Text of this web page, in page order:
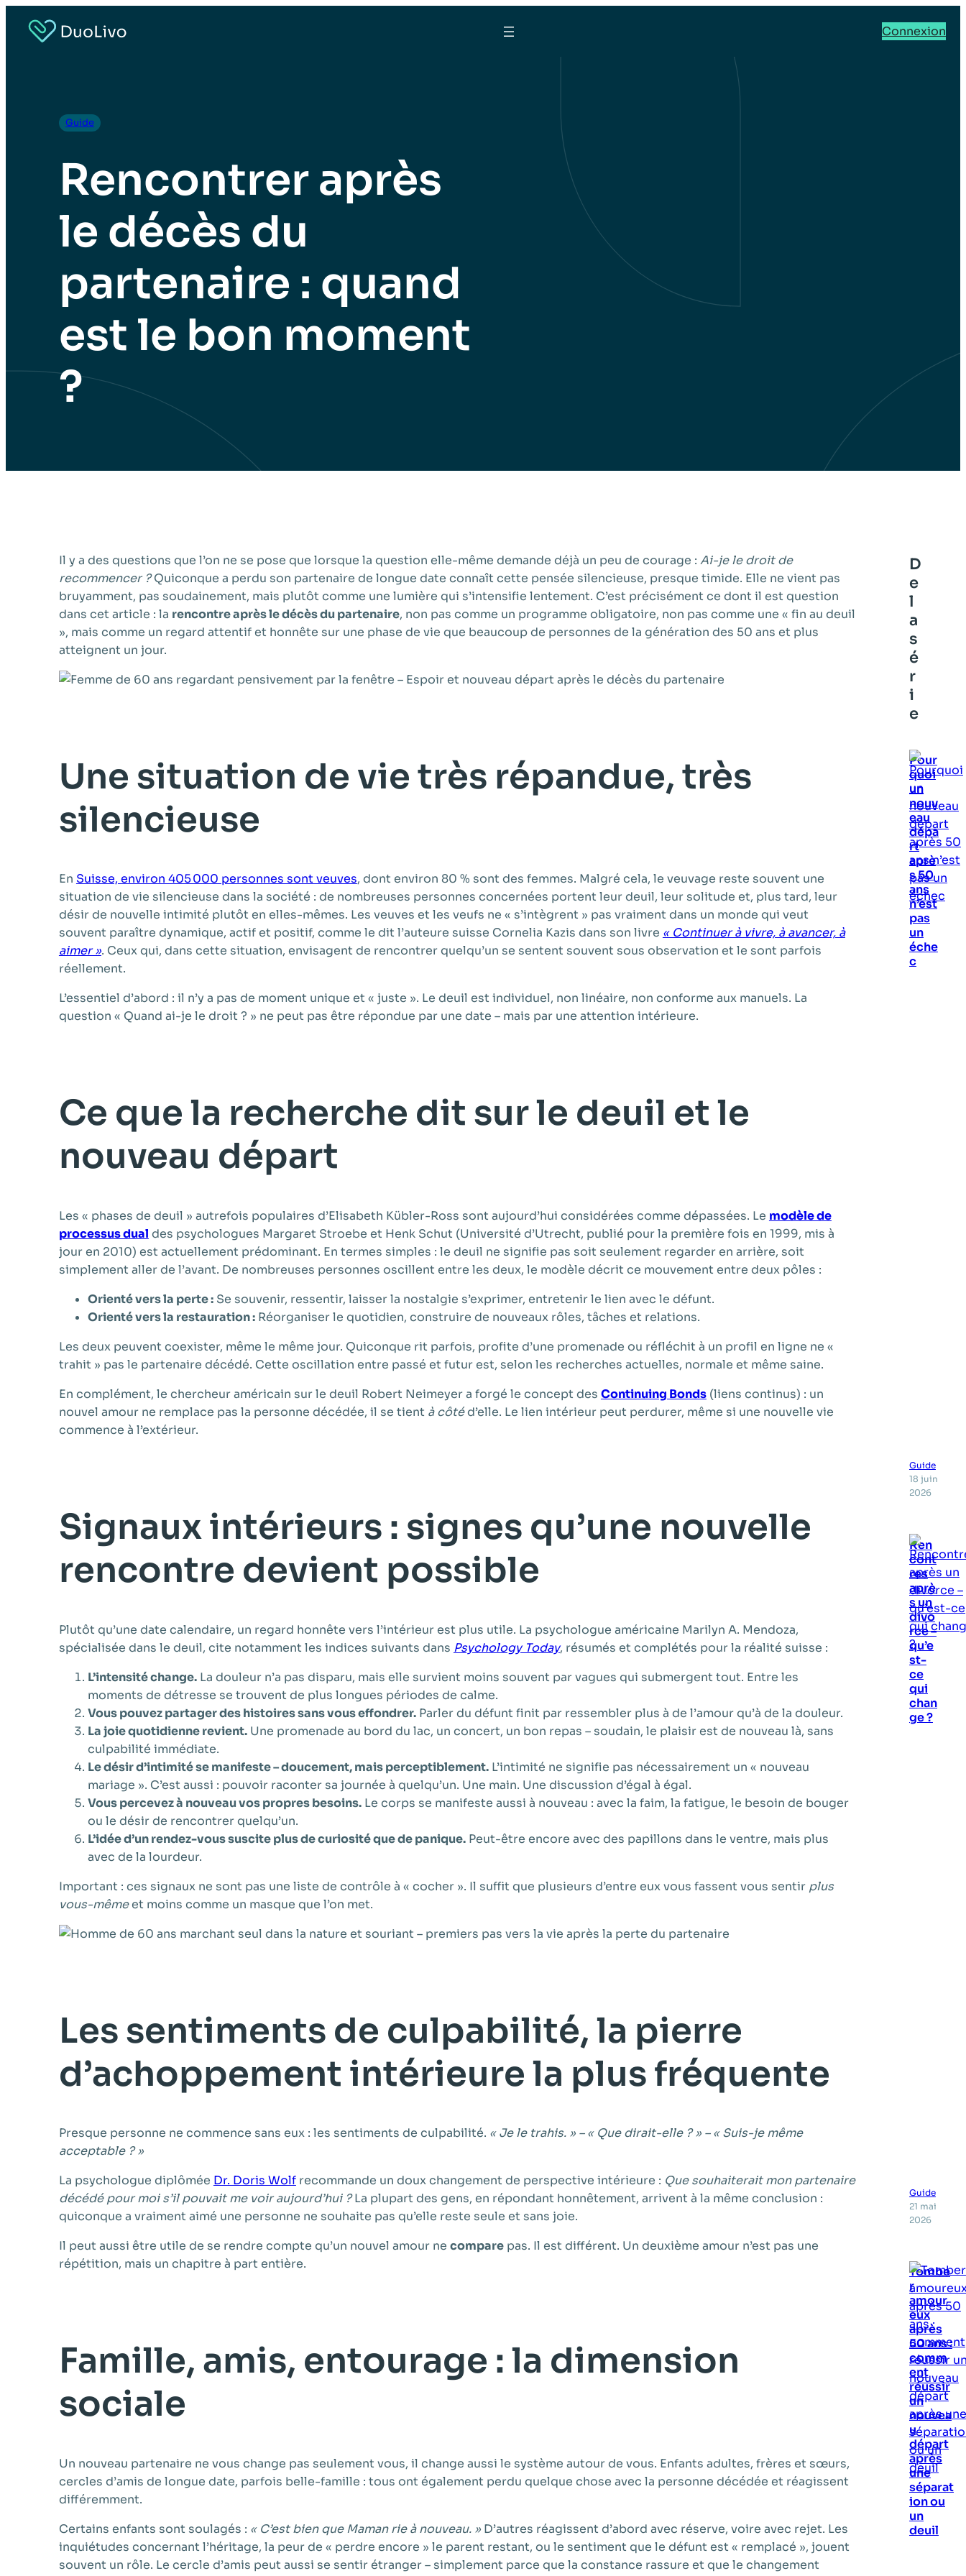
Connexion
Guide
Rencontrer après
le décès du
partenaire : quand
est le bon moment
?
Il y a des questions que l’on ne se pose que lorsque la question elle-même demande déjà un peu de courage : Ai-je le droit de
recommencer ?Quiconque a perdu son partenaire de longue date connaît cette pensée silencieuse, presque timide. Elle ne vient pas
bruyamment, pas soudainement, mais plutôt comme une lumière qui s’intensifie lentement. C’est précisément ce dont il est question
dans cet article : la rencontre après le décès du partenaire, non pas comme un programme obligatoire, non pas comme une « fin au deuil
», mais comme un regard attentif et honnête sur une phase de vie que beaucoup de personnes de la génération des 50 ans et plus
atteignent un jour.
Une situation de vie très répandue, très
silencieuse
En Suisse, environ 405 000 personnes sont veuves, dont environ 80 % sont des femmes. Malgré cela, le veuvage reste souvent une
situation de vie silencieuse dans la société : de nombreuses personnes concernées portent leur deuil, leur solitude et, plus tard, leur
désir de nouvelle intimité plutôt en elles-mêmes. Les veuves et les veufs ne « s’intègrent » pas vraiment dans un monde qui veut
souvent paraître dynamique, actif et positif, comme le dit l’auteure suisse Cornelia Kazis dans son livre « Continuer à vivre, à avancer, à
aimer ». Ceux qui, dans cette situation, envisagent de rencontrer quelqu’un se sentent souvent sous observation et le sont parfois
réellement.
L’essentiel d’abord : il n’y a pas de moment unique et « juste ». Le deuil est individuel, non linéaire, non conforme aux manuels. La
question « Quand ai-je le droit ? » ne peut pas être répondue par une date – mais par une attention intérieure.
Ce que la recherche dit sur le deuil et le
nouveau départ
Les « phases de deuil » autrefois populaires d’Elisabeth Kübler-Ross sont aujourd’hui considérées comme dépassées. Le modèle de
processus dual des psychologues Margaret Stroebe et Henk Schut (Université d’Utrecht, publié pour la première fois en 1999, mis à
jour en 2010) est actuellement prédominant. En termes simples : le deuil ne signifie pas soit seulement regarder en arrière, soit
simplement aller de l’avant. De nombreuses personnes oscillent entre les deux, le modèle décrit ce mouvement entre deux pôles :
Orienté vers la perte :Se souvenir, ressentir, laisser la nostalgie s’exprimer, entretenir le lien avec le défunt.
Orienté vers la restauration :Réorganiser le quotidien, construire de nouveaux rôles, tâches et relations.
Les deux peuvent coexister, même le même jour. Quiconque rit parfois, profite d’une promenade ou réfléchit à un profil en ligne ne «
trahit » pas le partenaire décédé. Cette oscillation entre passé et futur est, selon les recherches actuelles, normale et même saine.
En complément, le chercheur américain sur le deuil Robert Neimeyer a forgé le concept des Continuing Bonds(liens continus) : un
nouvel amour ne remplace pas la personne décédée, il se tient à côtéd’elle. Le lien intérieur peut perdurer, même si une nouvelle vie
commence à l’extérieur.
Signaux intérieurs : signes qu’une nouvelle
rencontre devient possible
Plutôt qu’une date calendaire, un regard honnête vers l’intérieur est plus utile. La psychologue américaine Marilyn A. Mendoza,
spécialisée dans le deuil, cite notamment les indices suivants dans Psychology Today, résumés et complétés pour la réalité suisse :
L’intensité change.La douleur n’a pas disparu, mais elle survient moins souvent par vagues qui submergent tout. Entre les
moments de détresse se trouvent de plus longues périodes de calme.
Vous pouvez partager des histoires sans vous effondrer.Parler du défunt finit par ressembler plus à de l’amour qu’à de la douleur.
La joie quotidienne revient.Une promenade au bord du lac, un concert, un bon repas – soudain, le plaisir est de nouveau là, sans
culpabilité immédiate.
Le désir d’intimité se manifeste – doucement, mais perceptiblement.L’intimité ne signifie pas nécessairement un « nouveau
mariage ». C’est aussi : pouvoir raconter sa journée à quelqu’un. Une main. Une discussion d’égal à égal.
Vous percevez à nouveau vos propres besoins.Le corps se manifeste aussi à nouveau : avec la faim, la fatigue, le besoin de bouger
ou le désir de rencontrer quelqu’un.
L’idée d’un rendez-vous suscite plus de curiosité que de panique.Peut-être encore avec des papillons dans le ventre, mais plus
avec de la lourdeur.
Important : ces signaux ne sont pas une liste de contrôle à « cocher ». Il suffit que plusieurs d’entre eux vous fassent vous sentir plus
vous-mêmeet moins comme un masque que l’on met.
Les sentiments de culpabilité, la pierre
d’achoppement intérieure la plus fréquente
Presque personne ne commence sans eux : les sentiments de culpabilité. « Je le trahis. » – « Que dirait-elle ? » – « Suis-je même
acceptable ? »
La psychologue diplômée Dr. Doris Wolfrecommande un doux changement de perspective intérieure : Que souhaiterait mon partenaire
décédé pour moi s’il pouvait me voir aujourd’hui ?La plupart des gens, en répondant honnêtement, arrivent à la même conclusion :
quiconque a vraiment aimé une personne ne souhaite pas qu’elle reste seule et sans joie.
Il peut aussi être utile de se rendre compte qu’un nouvel amour ne comparepas. Il est différent. Un deuxième amour n’est pas une
répétition, mais un chapitre à part entière.
Famille, amis, entourage : la dimension
sociale
Un nouveau partenaire ne vous change pas seulement vous, il change aussi le système autour de vous. Enfants adultes, frères et sœurs,
cercles d’amis de longue date, parfois belle-famille : tous ont également perdu quelque chose avec la personne décédée et réagissent
différemment.
Certains enfants sont soulagés : « C’est bien que Maman rie à nouveau. »D’autres réagissent d’abord avec réserve, voire avec rejet. Les
inquiétudes concernant l’héritage, la peur de « perdre encore » le parent restant, ou le sentiment que le défunt est « remplacé », jouent
souvent un rôle. Le cercle d’amis peut aussi se sentir étranger – simplement parce que la constance rassure et que le changement
D
e
l
a
s
é
r
i
e
Pour
quoi
un
nouv
eau
dépa
rt
aprè
s 50
ans
n’est
pas
un
éche
c
Guide
18 juin
2026
Ren
cont
res
aprè
s un
divo
rce –
qu’e
st-
ce
qui
chan
ge ?
Guide
21 mai
2026
Tombe
r
amour
eux
après
50 ans :
comm
ent
réussir
un
nouvea
u
départ
après
une
séparat
ion ou
un
deuil